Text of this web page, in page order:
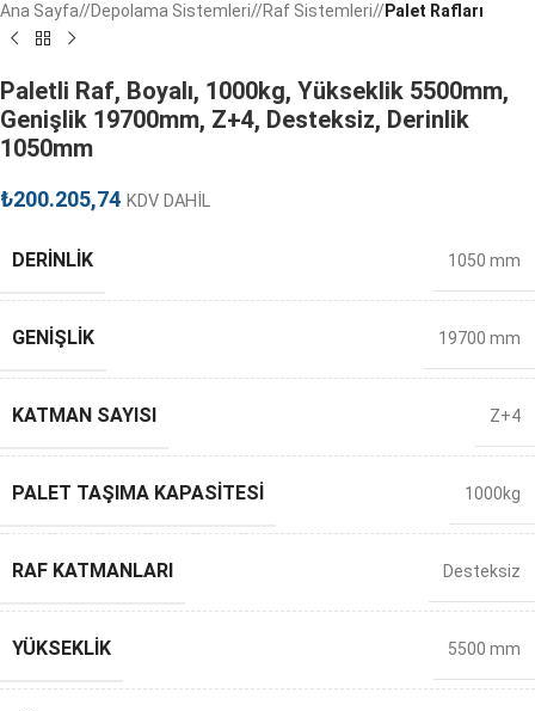
Ana Sayfa/ Depolama Sistemleri/ Raf Sistemleri/ Palet Rafları
Paletli Raf, Boyalı, 1000kg, Yükseklik 5500mm,
Genişlik 19700mm, Z+4, Desteksiz, Derinlik
1050mm
₺200.205,74 KDV DAHİL
DERINLIK 1050 mm
GENIŞLIK 19700 mm
KATMAN SAYISI Z+4
PALET TAŞIMA KAPASITESI 1000kg
RAF KATMANLARI Desteksiz
YÜKSEKLIK 5500 mm